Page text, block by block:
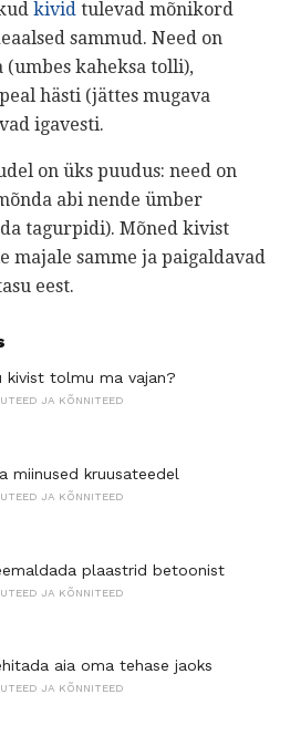
kivid tulevad mõnikord
sammud. Need on
(umbes kaheksa tolli),
hästi (jättes mugava
igavesti.
on üks puudus: need on
abi nende ümber
tagurpidi). Mõned kivist
majale samme ja paigaldavad
eest.
kivist tolmu ma vajan?
JA KÕNNITEED
miinused kruusateedel
JA KÕNNITEED
plaastrid betoonist
JA KÕNNITEED
aia oma tehase jaoks
JA KÕNNITEED